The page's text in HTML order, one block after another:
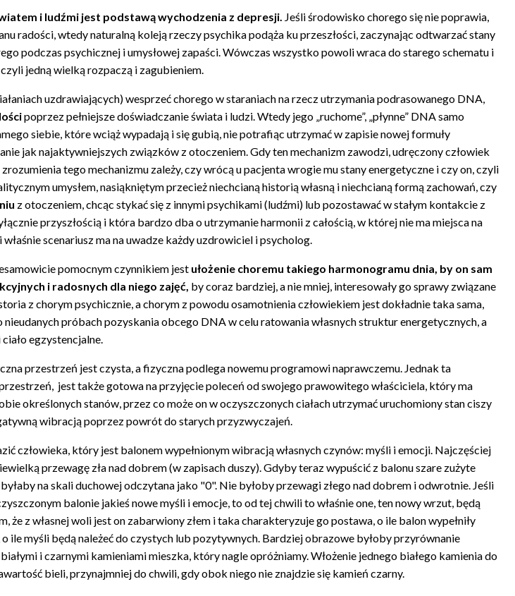
i ludźmi jest podstawą wychodzenia z depresji. Jeśli środowisko chorego się nie poprawia,
radości, wtedy naturalną koleją rzeczy psychika podąża ku przeszłości, zaczynając odtwarzać stany
podczas psychicznej i umysłowej zapaści. Wówczas wszystko powoli wraca do starego schematu i
jedną wielką rozpaczą i zagubieniem.
uzdrawiających) wesprzeć chorego w staraniach na rzecz utrzymania podrasowanego DNA,
poprzez pełniejsze doświadczanie świata i ludzi. Wtedy jego „ruchome”, „płynne” DNA samo
siebie, które wciąż wypadają i się gubią, nie potrafiąc utrzymać w zapisie nowej formuły
jak najaktywniejszych związków z otoczeniem. Gdy ten mechanizm zawodzi, udręczony człowiek
tego mechanizmu zależy, czy wrócą u pacjenta wrogie mu stany energetyczne i czy on, czyli
umysłem, nasiąkniętym przecież niechcianą historią własną i niechcianą formą zachowań, czy
z otoczeniem, chcąc stykać się z innymi psychikami (ludźmi) lub pozostawać w stałym kontakcie z
przyszłością i która bardzo dba o utrzymanie harmonii z całością, w której nie ma miejsca na
scenariusz ma na uwadze każdy uzdrowiciel i psycholog.
pomocnym czynnikiem jest ułożenie choremu takiego harmonogramu dnia, by on sam
i radosnych dla niego zajęć, by coraz bardziej, a nie mniej, interesowały go sprawy związane
z chorym psychicznie, a chorym z powodu osamotnienia człowiekiem jest dokładnie taka sama,
próbach pozyskania obcego DNA w celu ratowania własnych struktur energetycznych, a
egzystencjalne.
przestrzeń jest czysta, a fizyczna podlega nowemu programowi naprawczemu. Jednak ta
jest także gotowa na przyjęcie poleceń od swojego prawowitego właściciela, który ma
określonych stanów, przez co może on w oczyszczonych ciałach utrzymać uruchomiony stan ciszy
wibracją poprzez powrót do starych przyzwyczajeń.
człowieka, który jest balonem wypełnionym wibracją własnych czynów: myśli i emocji. Najczęściej
przewagę zła nad dobrem (w zapisach duszy). Gdyby teraz wypuścić z balonu szare zużyte
na skali duchowej odczytana jako "0". Nie byłoby przewagi złego nad dobrem i odwrotnie. Jeśli
balonie jakieś nowe myśli i emocje, to od tej chwili to właśnie one, ten nowy wrzut, będą
że z własnej woli jest on zabarwiony złem i taka charakteryzuje go postawa, o ile balon wypełniły
o ile myśli będą należeć do czystych lub pozytywnych. Bardziej obrazowe byłoby przyrównanie
i czarnymi kamieniami mieszka, który nagle opróżniamy. Włożenie jednego białego kamienia do
bieli, przynajmniej do chwili, gdy obok niego nie znajdzie się kamień czarny.